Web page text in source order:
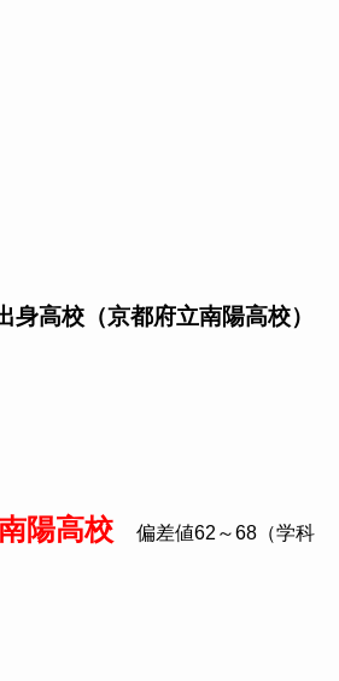
身高校（京都府立南陽高校）
陽高校 偏差値62～68（学科